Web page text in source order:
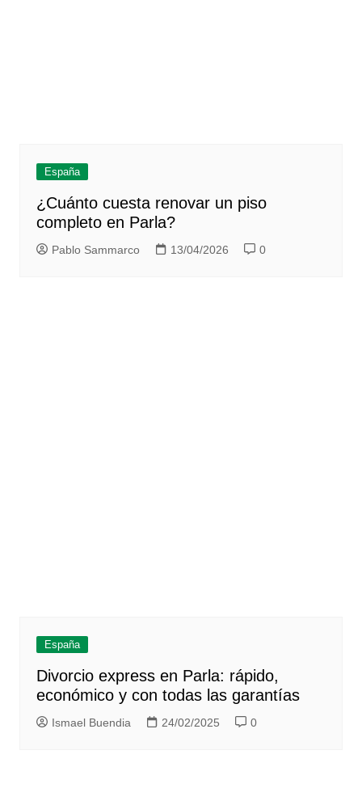
España
¿Cuánto cuesta renovar un piso
completo en Parla?
Pablo Sammarco 13/04/2026 0
España
Divorcio express en Parla: rápido,
económico y con todas las garantías
Ismael Buendia 24/02/2025 0